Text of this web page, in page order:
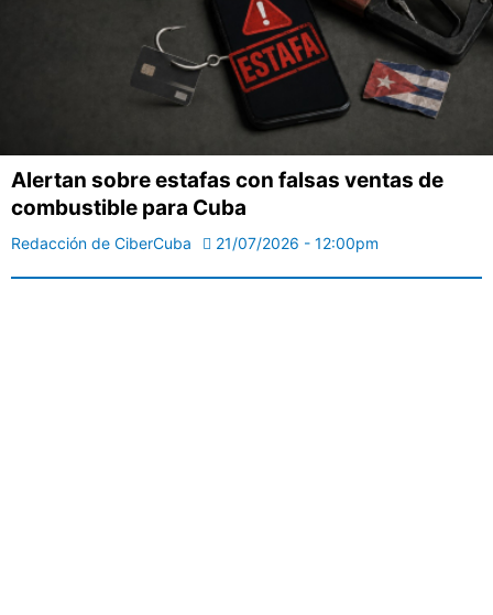
Alertan sobre estafas con falsas ventas de
combustible para Cuba
Redacción de CiberCuba 21/07/2026 - 12:00pm